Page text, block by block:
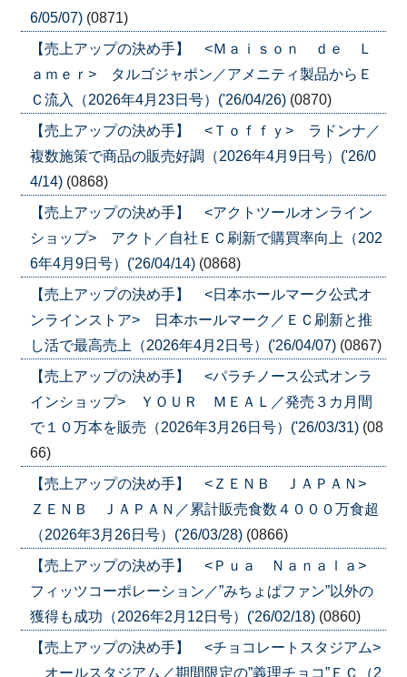
6/05/07) (0871)
【売上アップの決め手】 <Ｍａｉｓｏｎ ｄｅ Ｌ
ａｍｅｒ> タルゴジャポン／アメニティ製品からＥ
Ｃ流入（2026年4月23日号）('26/04/26) (0870)
【売上アップの決め手】 <Ｔｏｆｆｙ> ラドンナ／
複数施策で商品の販売好調（2026年4月9日号）('26/0
4/14) (0868)
【売上アップの決め手】 <アクトツールオンライン
ショップ> アクト／自社ＥＣ刷新で購買率向上（202
6年4月9日号）('26/04/14) (0868)
【売上アップの決め手】 <日本ホールマーク公式オ
ンラインストア> 日本ホールマーク／ＥＣ刷新と推
し活で最高売上（2026年4月2日号）('26/04/07) (0867)
【売上アップの決め手】 <パラチノース公式オンラ
インショップ> ＹＯＵＲ ＭＥＡＬ／発売３カ月間
で１０万本を販売（2026年3月26日号）('26/03/31) (08
66)
【売上アップの決め手】 <ＺＥＮＢ ＪＡＰＡＮ>
ＺＥＮＢ ＪＡＰＡＮ／累計販売食数４０００万食超
（2026年3月26日号）('26/03/28) (0866)
【売上アップの決め手】 <Ｐｕａ Ｎａｎａｌａ>
フィッツコーポレーション／”みちょぱファン”以外の
獲得も成功（2026年2月12日号）('26/02/18) (0860)
【売上アップの決め手】 <チョコレートスタジアム>
オールスタジアム／期間限定の”義理チョコ”ＥＣ（2